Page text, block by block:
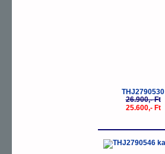
THJ2790530
26.900,- Ft
25.600,- Ft